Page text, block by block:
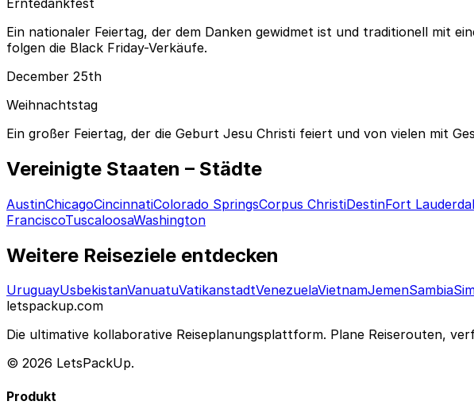
Ein nationaler Feiertag, der dem Danken gewidmet ist und traditionell mit
folgen die Black Friday-Verkäufe.
December 25th
Weihnachtstag
Ein großer Feiertag, der die Geburt Jesu Christi feiert und von vielen mit
Vereinigte Staaten – Städte
AustinChicagoCincinnatiColorado SpringsCorpus ChristiDestinFort
FranciscoTuscaloosaWashington
Weitere Reiseziele entdecken
UruguayUsbekistanVanuatuVatikanstadtVenezuelaVietnamJemenSambia
letspackup.com
Die ultimative kollaborative Reiseplanungsplattform. Plane Reiserouten,
© 2026 LetsPackUp.
Produkt